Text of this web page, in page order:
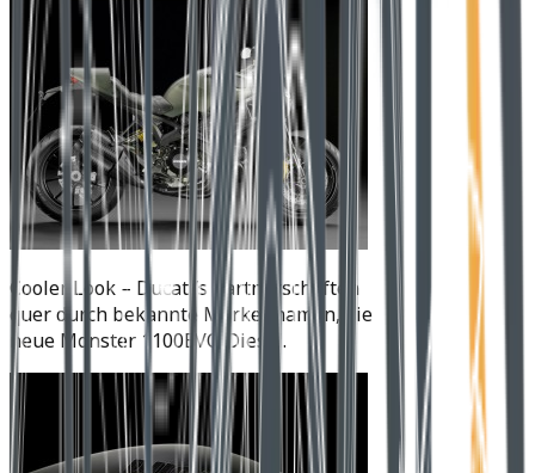
Cooler Look – Ducati’s Partnerschaften
quer durch bekannte Markennamen, die
neue Monster 1100EVO Diesel.